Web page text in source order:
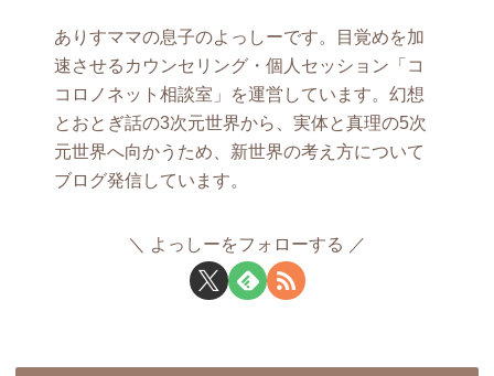
ありすママの息子のよっしーです。目覚めを加
速させるカウンセリング・個人セッション「コ
コロノネット相談室」を運営しています。幻想
とおとぎ話の3次元世界から、実体と真理の5次
元世界へ向かうため、新世界の考え方について
ブログ発信しています。
よっしーをフォローする